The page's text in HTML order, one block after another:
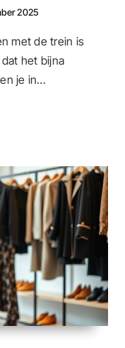
2025
met de trein is
het bijna
je in…